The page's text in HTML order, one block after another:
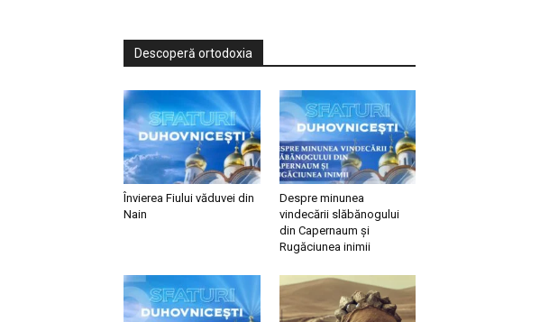
Descoperă ortodoxia
Învierea Fiului văduvei din
Nain
Despre minunea
vindecării slăbănogului
din Capernaum și
Rugăciunea inimii